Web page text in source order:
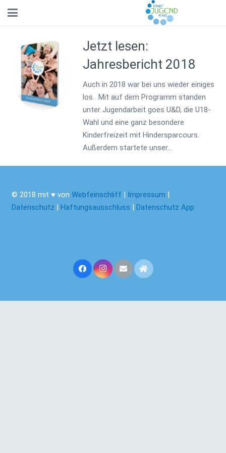
Jetzt lesen:
Jahresbericht 2018
Auch in 2018 war bei uns wieder einiges
los. Mit auf dem Programm standen
unter Jugendarbeit goes U&D, die U18-
Wahl und eine ganz besondere
Kinderfreizeit mit Hindersparcours.
Außerdem startete unser…
© 2018 mit ♥ von Webfeinschliff | Impressum |
Datenschutz | Haftungsausschluss | Datenschutz App